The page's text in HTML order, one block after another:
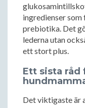
ingredienser som
prebiotika. Det
lederna utan
ett stort plus.
Ett sista råd
Det viktigaste är